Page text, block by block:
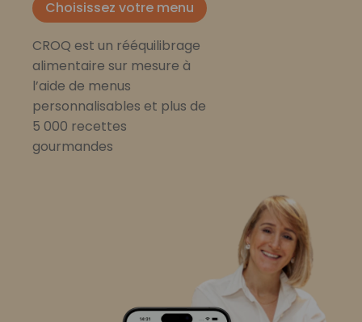
Choisissez votre menu
CROQ est un rééquilibrage
alimentaire sur mesure à
l’aide de menus
personnalisables et plus de
5 000 recettes
gourmandes